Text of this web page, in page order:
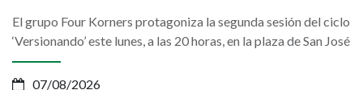
El grupo Four Korners protagoniza la segunda sesión del ciclo
‘Versionando’ este lunes, a las 20 horas, en la plaza de San José
07/08/2026